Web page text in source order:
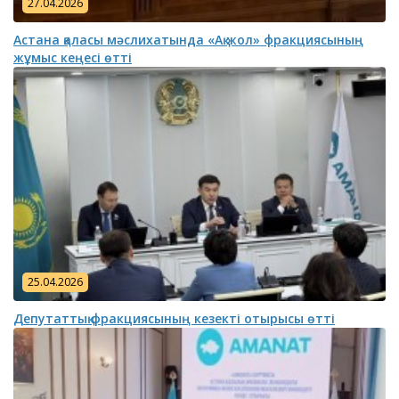
Астана қаласы мәслихатында «Ақ жол» фракциясының
жұмыс кеңесі өтті
25.04.2026
Депутаттық фракциясының кезекті отырысы өтті